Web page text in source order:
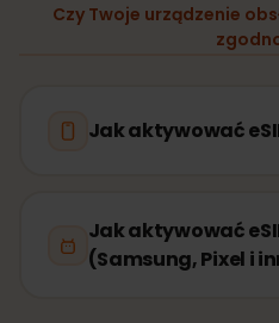
Czy Twoje urządzenie
Jak aktywować
Jak aktywować
(Samsung, Pixel i